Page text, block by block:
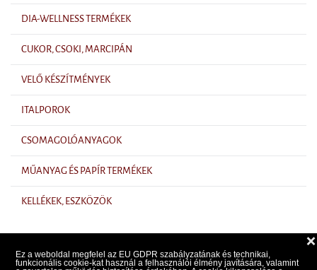
Ez a weboldal megfelel az EU GDPR szabályzatának és technikai,
funkcionális cookie-kat használ a felhasználói élmény javítására, valamint
❌
DIA-WELLNESS TERMÉKEK
CUKOR, CSOKI, MARCIPÁN
VELŐ KÉSZÍTMÉNYEK
ITALPOROK
CSOMAGOLÓANYAGOK
MŰANYAG ÉS PAPÍR TERMÉKEK
KELLÉKEK, ESZKÖZÖK